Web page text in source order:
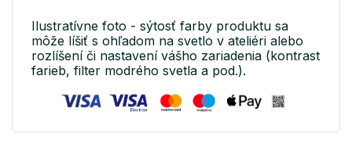
Ilustratívne foto - sýtosť farby produktu sa
môže líšiť s ohľadom na svetlo v ateliéri alebo
rozlíšení či nastavení vášho zariadenia (kontrast
farieb, filter modrého svetla a pod.).